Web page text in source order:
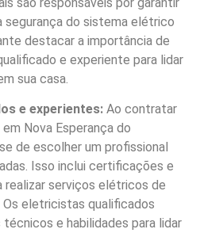
segurança do sistema elétrico
destacar a importância de
e experiente para lidar
sua casa.
e experientes: Ao contratar
Nova Esperança do
de escolher um profissional
Isso inclui certificações e
realizar serviços elétricos de
eletricistas qualificados
e habilidades para lidar